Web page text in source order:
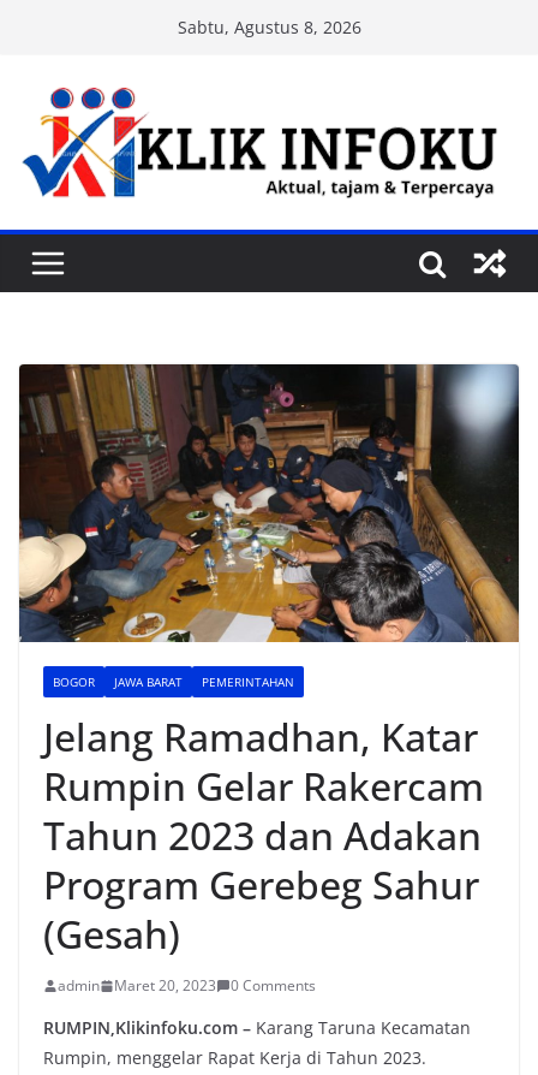
content
Sabtu, Agustus 8, 2026
BOGOR JAWA BARAT PEMERINTAHAN
Jelang Ramadhan, Katar
Rumpin Gelar Rakercam
Tahun 2023 dan Adakan
Program Gerebeg Sahur
(Gesah)
admin Maret 20, 2023 0 Comments
RUMPIN,Klikinfoku.com – Karang Taruna Kecamatan
Rumpin, menggelar Rapat Kerja di Tahun 2023.